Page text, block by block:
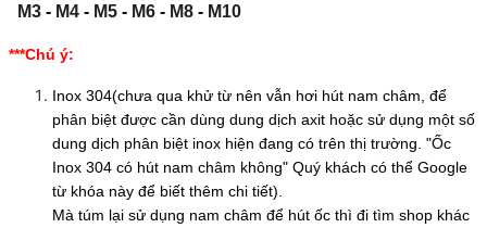
M3- M4- M5- M6- M8- M10
***Chú ý:
Inox 304(chưa qua khử từ nên vẫn hơi hút nam châm, để
phân biệt được cần dùng dung dịch axit hoặc sử dụng một số
dung dịch phân biệt inox hiện đang có trên thị trường. "Ốc
Inox 304 có hút nam châm không" Quý khách có thể Google
từ khóa này để biết thêm chi tiết).
Mà túm lại sử dụng nam châm để hút ốc thì đi tìm shop khác